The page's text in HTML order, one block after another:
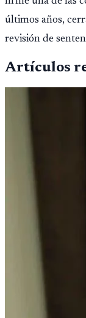
últimos años,
revisión de
Artículos